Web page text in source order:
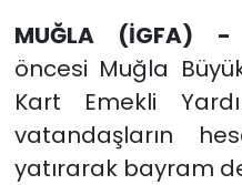
MUĞLA (İGFA) -
öncesi Muğla
Kart Emekli
vatandaşların
yatırarak bayram